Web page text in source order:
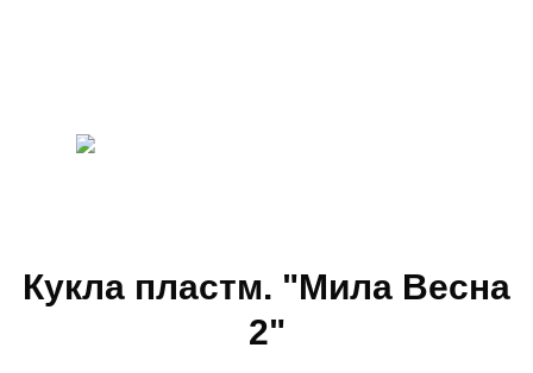
Кукла пластм. "Мила Весна
2"